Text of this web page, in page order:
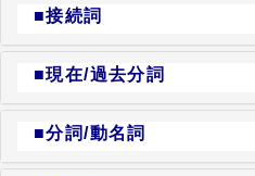
■接続詞
■現在/過去分詞
■分詞/動名詞